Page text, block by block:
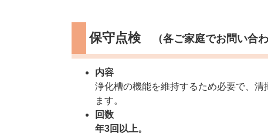
保守点検 （各ご家庭でお問い合
内容
浄化槽の機能を維持するため必要で、
ます。
回数
年3回以上。